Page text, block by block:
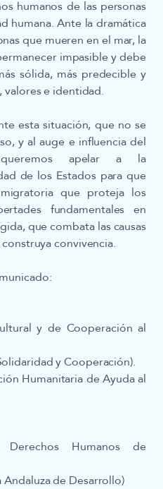
humanos de las personas
humana. Ante la dramática
que mueren en el mar, la
impasible y debe
sólida, más predecible y
e identidad.
esta situación, que no se
y al auge e influencia del
apelar a la
de los Estados para que
que proteja los
fundamentales en
que combata las causas
convivencia.
y de Cooperación al
y Cooperación).
Humanitaria de Ayuda al
Derechos Humanos de
de Desarrollo)